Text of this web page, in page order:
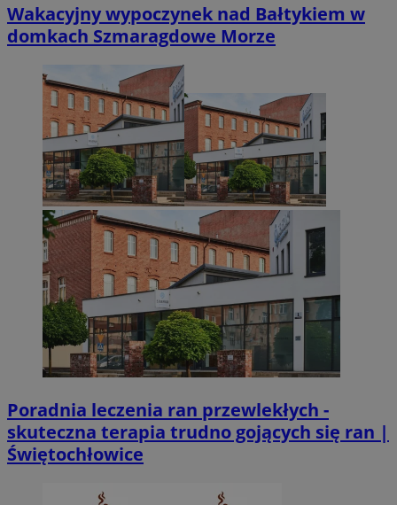
Wakacyjny wypoczynek nad Bałtykiem w
domkach Szmaragdowe Morze
Poradnia leczenia ran przewlekłych -
skuteczna terapia trudno gojących się ran |
Świętochłowice